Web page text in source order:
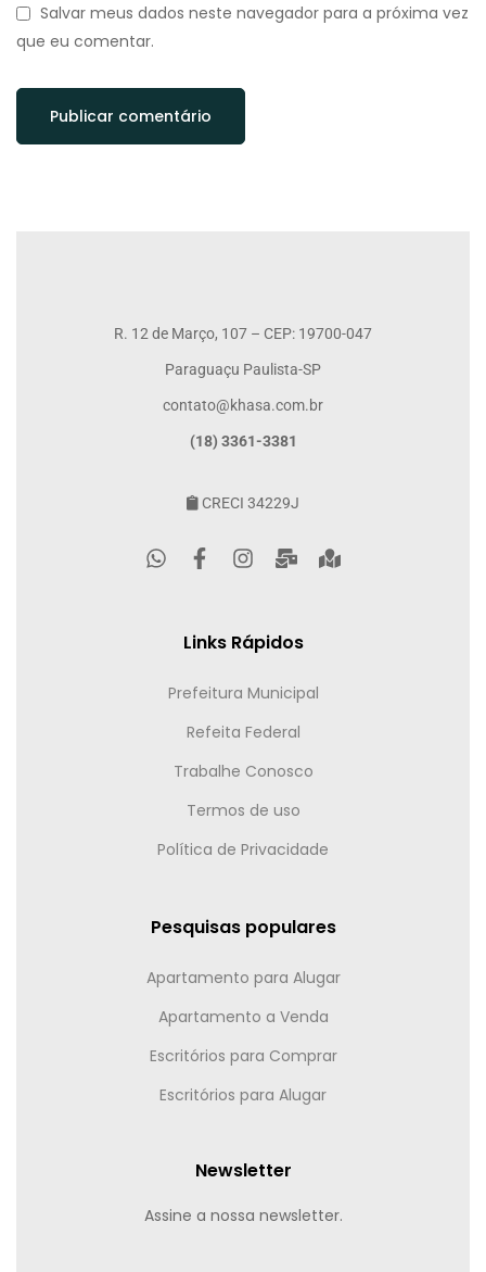
Salvar meus dados neste navegador para a próxima vez
que eu comentar.
R. 12 de Março, 107 – CEP: 19700-047
Paraguaçu Paulista-SP
contato@khasa.com.br
(18) 3361-3381
CRECI 34229J
Links Rápidos
Prefeitura Municipal
Refeita Federal
Trabalhe Conosco
Termos de uso
Política de Privacidade
Pesquisas populares
Apartamento para Alugar
Apartamento a Venda
Escritórios para Comprar
Escritórios para Alugar
Newsletter
Assine a nossa newsletter.